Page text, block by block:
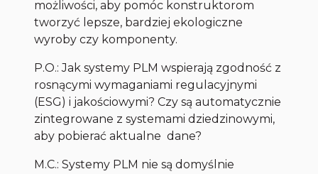
możliwości, aby pomóc konstruktorom
tworzyć lepsze, bardziej ekologiczne
wyroby czy komponenty.
P.O.: Jak systemy PLM wspierają zgodność z
rosnącymi wymaganiami regulacyjnymi
(ESG) i jakościowymi? Czy są automatycznie
zintegrowane z systemami dziedzinowymi,
aby pobierać aktualne dane?
M.C.: Systemy PLM nie są domyślnie